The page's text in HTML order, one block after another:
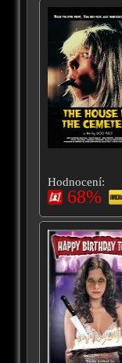
Hodnocení:
68%